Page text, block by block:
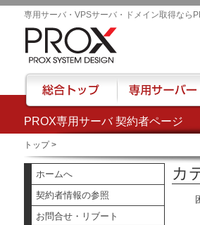
PROX専用サーバ 契約者ページ
専用サーバ・VPSサーバ・ドメイン取得なら
トップ>
ホームへ
契約者情報の参照
お問合せ・リブート
カ
総合トップ 専用サーバー